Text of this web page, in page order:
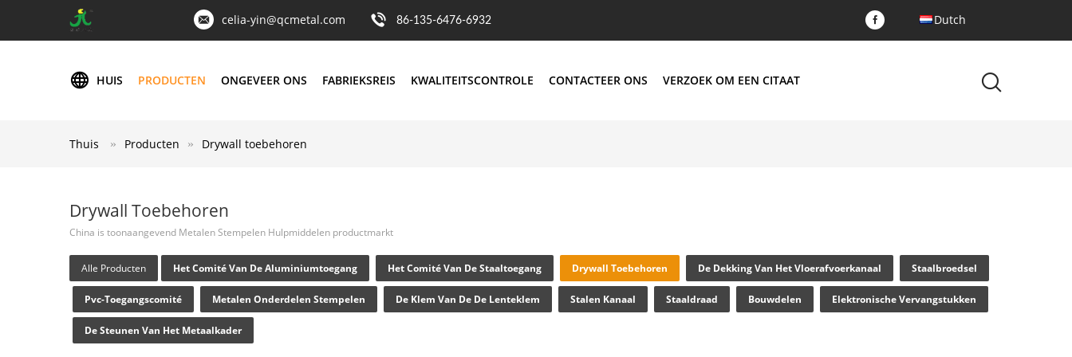
celia-yin@qcmetal.com 86-135-6476-6932 Dutch
HUIS PRODUCTEN ONGEVEER ONS FABRIEKSREIS KWALITEITSCONTROLE CONTACTEER ONS VERZOEK OM EEN CITAAT
Thuis Producten Drywall toebehoren
Drywall Toebehoren
China is toonaangevend Metalen Stempelen Hulpmiddelen productmarkt
Alle Producten Het Comité Van De Aluminiumtoegang Het Comité Van De Staaltoegang Drywall Toebehoren De Dekking Van Het Vloerafvoerkanaal Staalbroedsel
Pvc-Toegangscomité Metalen Onderdelen Stempelen De Klem Van De De Lenteklem Stalen Kanaal Staaldraad Bouwdelen Elektronische Vervangstukken
De Steunen Van Het Metaalkader